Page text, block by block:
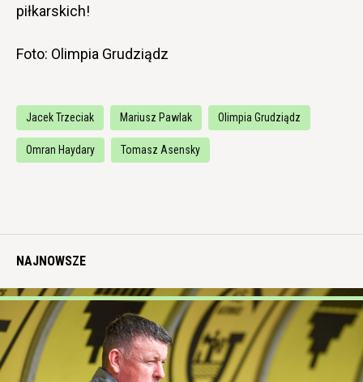
piłkarskich!
Foto: Olimpia Grudziądz
Jacek Trzeciak Mariusz Pawlak Olimpia Grudziądz
Omran Haydary Tomasz Asensky
NAJNOWSZE